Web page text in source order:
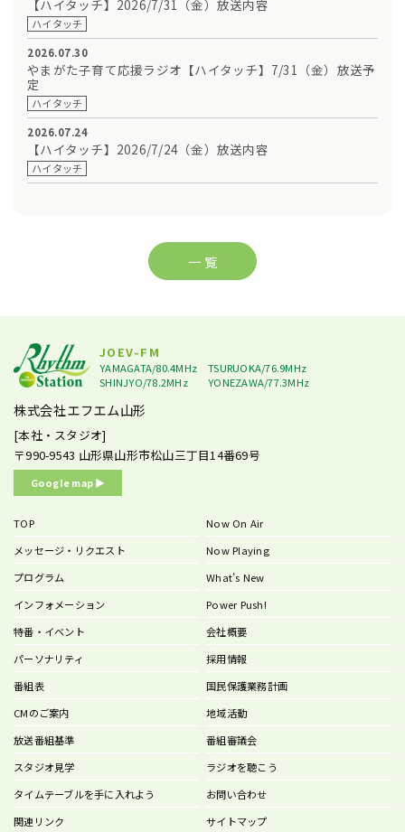
【ハイタッチ】2026/7/31（金）放送内容
ハイタッチ
2026.07.30
やまがた子育て応援ラジオ【ハイタッチ】7/31（金）放送予
定
ハイタッチ
2026.07.24
【ハイタッチ】2026/7/24（金）放送内容
ハイタッチ
一 覧
JOEV-FM
YAMAGATA/80.4MHz
TSURUOKA/76.9MHz
SHINJYO/78.2MHz
YONEZAWA/77.3MHz
株式会社エフエム山形
[本社・スタジオ]
〒990-9543 山形県山形市松山三丁目14番69号
Google map ▶︎
TOP
メッセージ・リクエスト
プログラム
インフォメーション
特番・イベント
パーソナリティ
番組表
CMのご案内
Now On Air
Now Playing
What’s New
Power Push!
会社概要
採用情報
国民保護業務計画
地域活動
放送番組基準
番組審議会
スタジオ見学
ラジオを聴こう
タイムテーブルを手に入れよう
お問い合わせ
関連リンク
サイトマップ